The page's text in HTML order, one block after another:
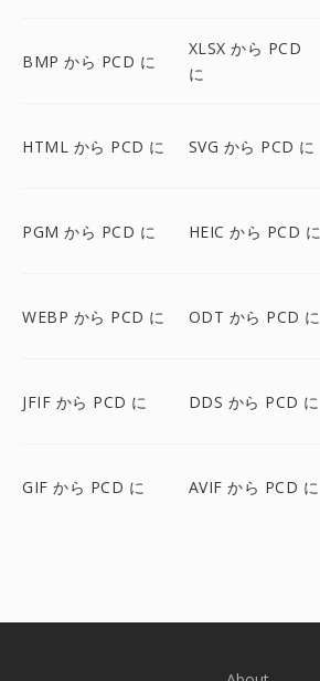
BMP から PCD に
XLSX から PCD
に
HTML から PCD に SVG から PCD に
PGM から PCD に HEIC から PCD に
WEBP から PCD に ODT から PCD に
JFIF から PCD に DDS から PCD に
GIF から PCD に AVIF から PCD に